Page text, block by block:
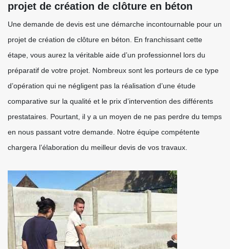
projet de création de clôture en béton
Une demande de devis est une démarche incontournable pour un
projet de création de clôture en béton. En franchissant cette
étape, vous aurez la véritable aide d’un professionnel lors du
préparatif de votre projet. Nombreux sont les porteurs de ce type
d’opération qui ne négligent pas la réalisation d’une étude
comparative sur la qualité et le prix d’intervention des différents
prestataires. Pourtant, il y a un moyen de ne pas perdre du temps
en nous passant votre demande. Notre équipe compétente
chargera l’élaboration du meilleur devis de vos travaux.